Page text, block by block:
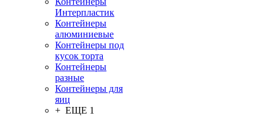
Интерпластик
Контейнеры
алюминиевые
Контейнеры под
кусок торта
Контейнеры
разные
Контейнеры для
яиц
+ ЕЩЕ 1